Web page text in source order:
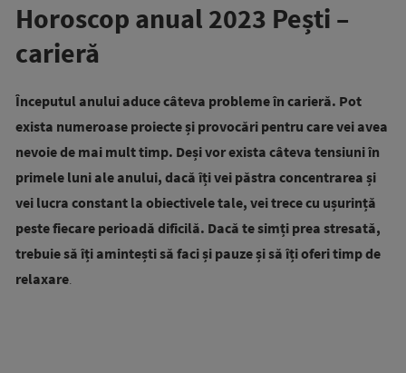
Horoscop anual 2023 Pești –
carieră
Începutul anului aduce câteva probleme în carieră. Pot
exista numeroase proiecte și provocări pentru care vei avea
nevoie de mai mult timp. Deși vor exista câteva tensiuni în
primele luni ale anului, dacă îți vei păstra concentrarea și
vei lucra constant la obiectivele tale, vei trece cu ușurință
peste fiecare perioadă dificilă. Dacă te simți prea stresată,
trebuie să îți amintești să faci și pauze și să îți oferi timp de
relaxare.